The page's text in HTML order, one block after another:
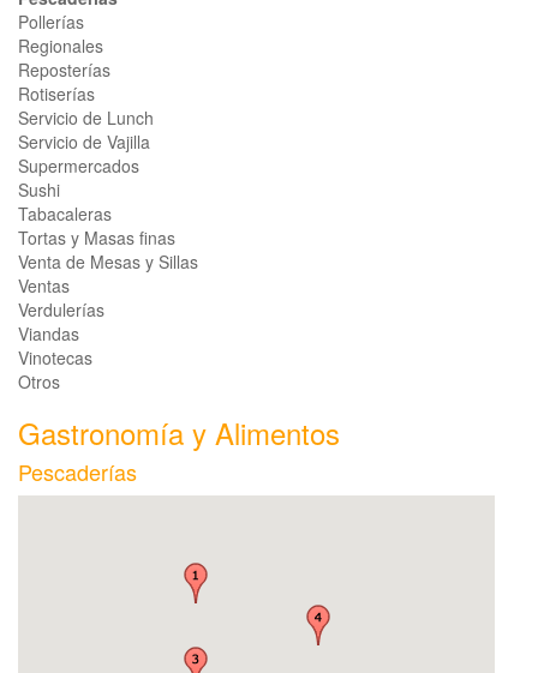
Pollerías
Regionales
Reposterías
Rotiserías
Servicio de Lunch
Servicio de Vajilla
Supermercados
Sushi
Tabacaleras
Tortas y Masas finas
Venta de Mesas y Sillas
Ventas
Verdulerías
Viandas
Vinotecas
Otros
Gastronomía y Alimentos
Pescaderías